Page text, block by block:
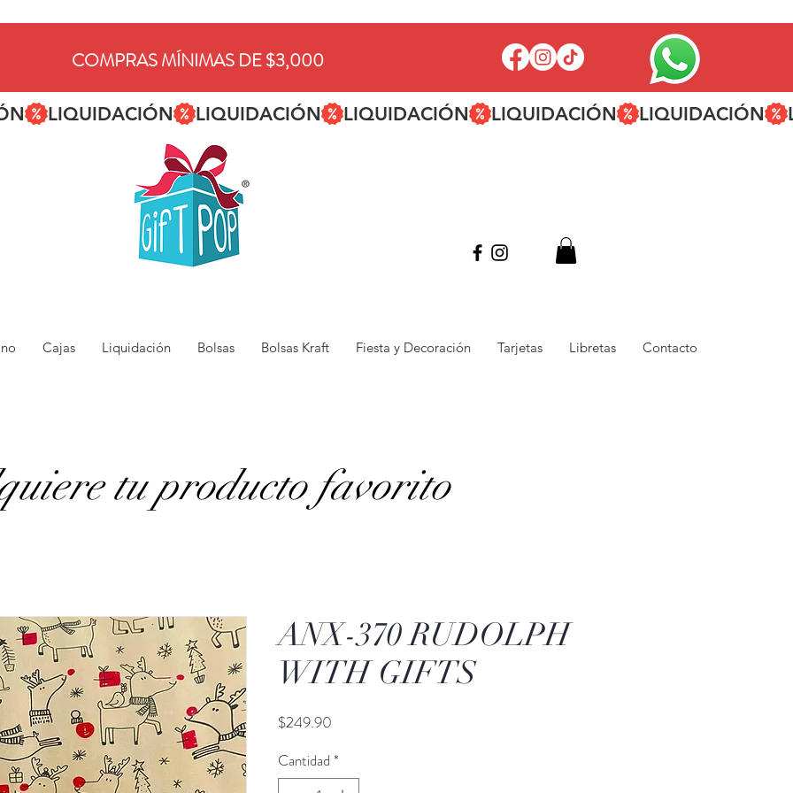
COMPRAS MÍNIMAS DE $3,000
Cajas Liquidación Bolsas Bolsas Kraft Fiesta y Decoración Tarjetas Libretas Contacto
tu producto favorito
ANX-370 RUDOLPH
WITH GIFTS
$249.90
Cantidad *